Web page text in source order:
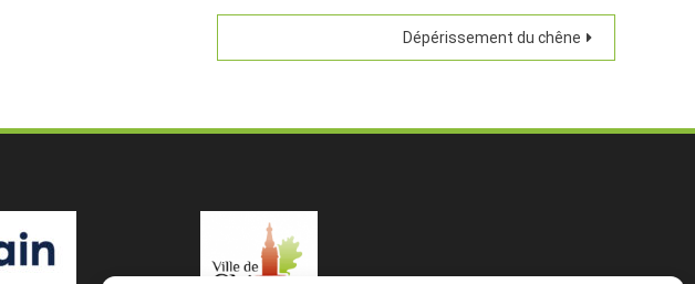
Dépérissement du chêne